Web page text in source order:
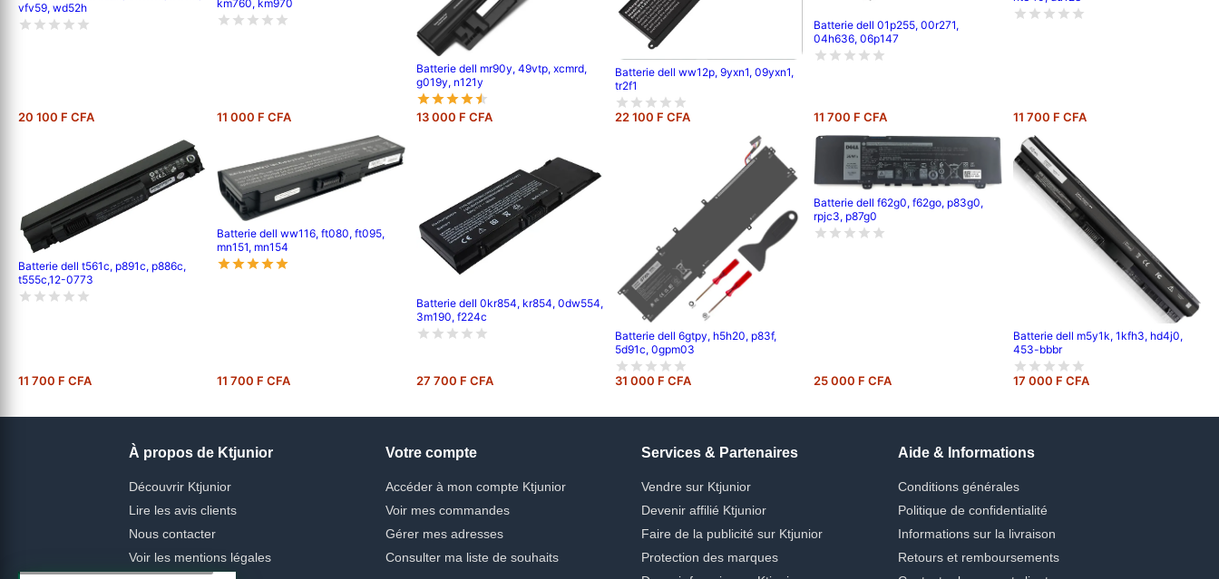
vfv59, wd52h
20 100 F CFA
km760, km970
11 000 F CFA
Batterie dell mr90y, 49vtp, xcmrd,
g019y, n121y
13 000 F CFA
Batterie dell ww12p, 9yxn1, 09yxn1,
tr2f1
22 100 F CFA
Batterie dell 01p255, 00r271,
04h636, 06p147
11 700 F CFA 11 700 F CFA
Batterie dell t561c, p891c, p886c,
t555c,12-0773
11 700 F CFA
Batterie dell ww116, ft080, ft095,
mn151, mn154
11 700 F CFA
Batterie dell 0kr854, kr854, 0dw554,
3m190, f224c
27 700 F CFA
Batterie dell 6gtpy, h5h20, p83f,
5d91c, 0gpm03
31 000 F CFA
Batterie dell f62g0, f62go, p83g0,
rpjc3, p87g0
25 000 F CFA
Batterie dell m5y1k, 1kfh3, hd4j0,
453-bbbr
17 000 F CFA
À propos de Ktjunior
Découvrir Ktjunior
Lire les avis clients
Nous contacter
Voir les mentions légales
Votre compte
Accéder à mon compte Ktjunior
Voir mes commandes
Gérer mes adresses
Consulter ma liste de souhaits
Services & Partenaires
Vendre sur Ktjunior
Devenir affilié Ktjunior
Faire de la publicité sur Ktjunior
Protection des marques
Aide & Informations
Conditions générales
Politique de confidentialité
Informations sur la livraison
Retours et remboursements